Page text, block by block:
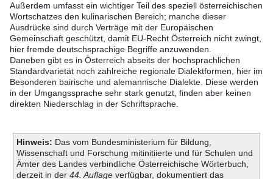
Außerdem umfasst ein wichtiger Teil des speziell österreichischen
Wortschatzes den kulinarischen Bereich; manche dieser
Ausdrücke sind durch Verträge mit der Europäischen
Gemeinschaft geschützt, damit EU-Recht Österreich nicht zwingt,
hier fremde deutschsprachige Begriffe anzuwenden.
Daneben gibt es in Österreich abseits der hochsprachlichen
Standardvarietät noch zahlreiche regionale Dialektformen, hier im
Besonderen bairische und alemannische Dialekte. Diese werden
in der Umgangssprache sehr stark genutzt, finden aber keinen
direkten Niederschlag in der Schriftsprache.
Hinweis: Das vom Bundesministerium für Bildung,
Wissenschaft und Forschung mitinitiierte und für Schulen und
Ämter des Landes verbindliche Österreichische Wörterbuch,
derzeit in der 44. Auflageverfügbar, dokumentiert das